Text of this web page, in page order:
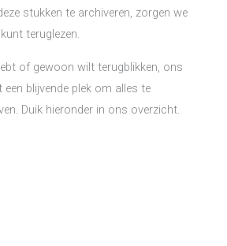
stukken te archiveren, zorgen we
teruglezen.
of gewoon wilt terugblikken, ons
blijvende plek om alles te
Duik hieronder in ons overzicht.